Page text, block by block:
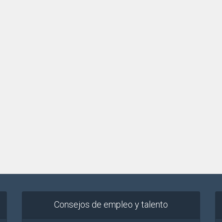
Consejos de empleo y talento